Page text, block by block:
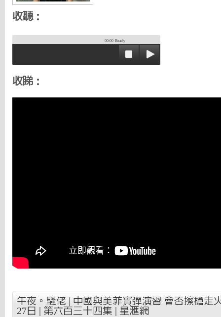
收聽：
00:00 Ready
收睇：
午夜。騷佬 | 中國與美菲實彈演習 會否擦槍走
27日 | 第六百三十四集 | 星滙網